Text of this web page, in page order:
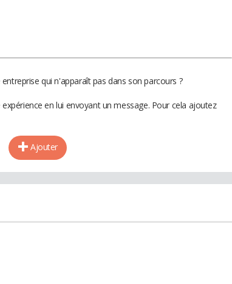
qui n'apparaît pas dans son parcours ?
en lui envoyant un message. Pour cela ajoutez
Ajouter